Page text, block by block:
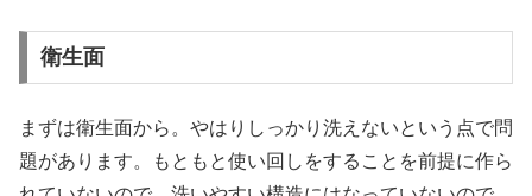
衛生面
まずは衛生面から。やはりしっかり洗えないという点で問
題があります。もともと使い回しをすることを前提に作ら